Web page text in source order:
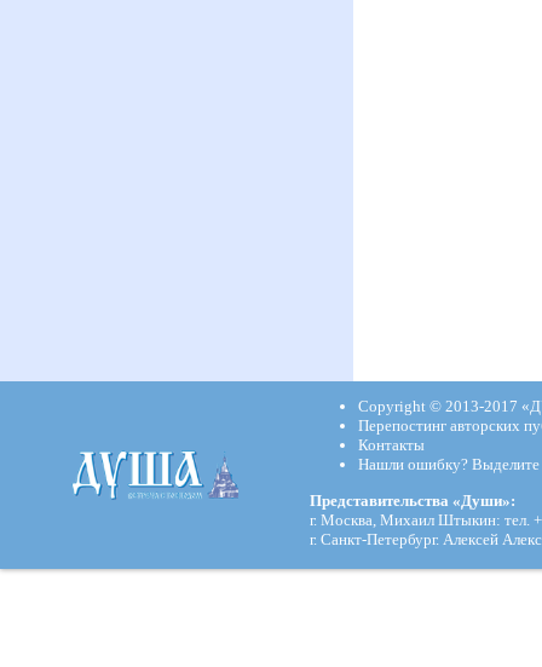
Copyright © 2013-2017
Перепостинг авторских
Контакты
Нашли ошибку?
Представительства «Души»:
г. Москва, Михаил Штыкин: тел.
г. Санкт-Петербург. Алексей